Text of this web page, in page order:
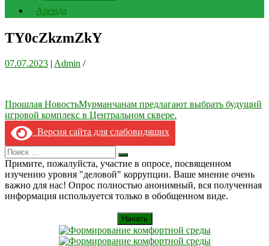
Аренда
TY0cZkzmZkY
07.07.2023 | Admin /
Навигация
по
записям
Прошлая НовостьМурманчанам предлагают выбрать будущий
игровой комплекс в Центральном сквере.
Версия сайта для слабовидящих
Search
for:
Искать
Примите, пожалуйста, участие в опросе, посвященном
изучению уровня "деловой" коррупции. Ваше мнение очень
важно для нас! Опрос полностью анонимный, вся полученная
информация используется только в обобщенном виде.
Начать